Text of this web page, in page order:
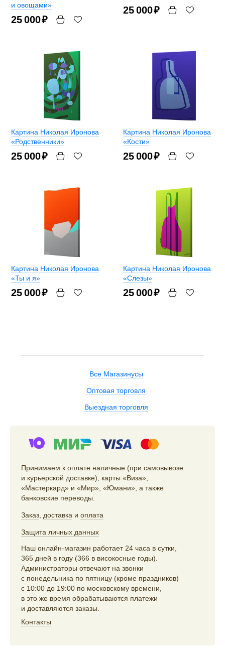
и овощами»
25 000₽
25 000₽
Картина Николая Иронова
«Родственники»
25 000₽
Картина Николая Иронова
«Кости»
25 000₽
Картина Николая Иронова
«Ты и я»
25 000₽
Картина Николая Иронова
«Слезы»
25 000₽
Все Магазинусы
Оптовая торговля
Выездная торговля
Принимаем к оплате наличные (при самовывозе
и курьерской доставке), карты «Виза»,
«Мастеркард» и «Мир», «Юмани», а также
банковские переводы.
Заказ доставка и оплата
Защита личных данных
Наш онлайн-магазин работает 24 часа в сутки,
365 дней в году (366 в високосные годы).
Администраторы отвечают на звонки
с понедельника по пятницу (кроме праздников)
с 10:00 до 19:00 по московскому времени,
в это же время обрабатываются платежи
и доставляются заказы.
Контакты